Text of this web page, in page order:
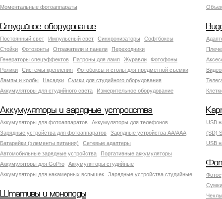
Моментальные фотоаппараты
Студийное оборудование
Постоянный свет Импульсный свет Синхронизаторы
Софтбоксы
Стойки
Фотозонты Отражатели и панели
Переходники
Генераторы спецэффектов
Патроны для ламп Журавли
Фотофоны
Ролики
Системы крепления
Фотобоксы и столы для предметной съемки
Лампы и колбы
Насадки
Сумки для студийного оборудования
Аккумуляторы для студийного света
Измерительное оборудование
Аккумуляторы и зарядные устройства
Аккумуляторы для фотоаппаратов
Аккумуляторы для телефонов
Зарядные устройства для фотоаппаратов
Зарядные устройства AA/AAA
Батарейки (элементы питания)
Сетевые адаптеры
Автомобильные зарядные устройства
Портативные аккумуляторы
Аккумуляторы для GoPro
Аккумуляторы студийные
Аккумуляторы для накамерных вспышек
Зарядные устройства студийные
USB
(SD)
USB
Штативы и моноподы